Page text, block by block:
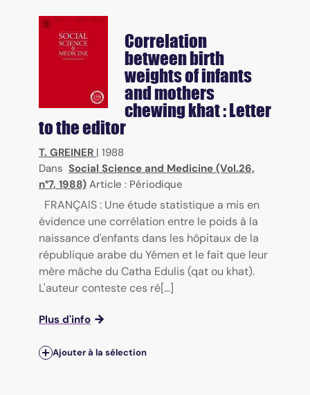
Correlation
between birth
weights of infants
and mothers
chewing khat : Letter
to the editor
T. GREINER | 1988
Dans Social Science and Medicine (Vol.26,
n°7, 1988) Article : Périodique
FRANÇAIS : Une étude statistique a mis en
évidence une corrélation entre le poids à la
naissance d'enfants dans les hôpitaux de la
république arabe du Yémen et le fait que leur
mère mâche du Catha Edulis (qat ou khat).
L'auteur conteste ces ré[...]
Plus d'info
Ajouter à la sélection